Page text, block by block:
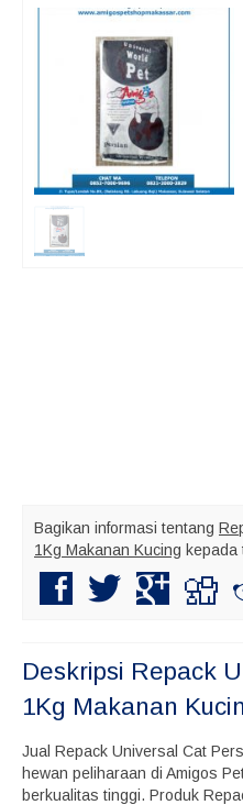
Bagikan informasi tentang
1Kg Makanan Kucing kepada
Deskripsi Repack
1Kg Makanan
Jual Repack Universal Cat
hewan peliharaan di Amigos
berkualitas tinggi. Produk